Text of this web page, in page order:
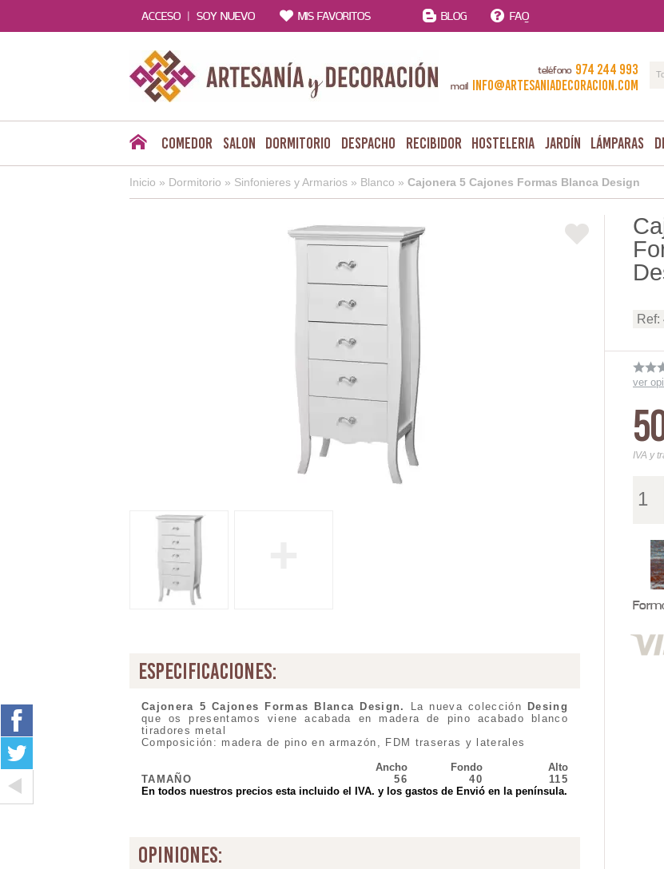
ACCESO | SOY NUEVO MIS FAVORITOS BLOG FAQ
teléfono 974 244 993
mail info@artesaniadecoracion.com
Comedor Salon Dormitorio Despacho Recibidor Hosteleria Jardín Lámparas
Inicio » Dormitorio » Sinfonieres y Armarios » Blanco » Cajonera 5 Cajones Formas Blanca Design
especificaciones:
Cajonera 5 Cajones Formas Blanca Design. La nueva colección
Desing
que os presentamos viene acabada en madera de pino acabado blanco
tiradores metal
Composición: madera de pino en armazón, FDM traseras y laterales
Ancho Fondo
Alto
TAMAÑO
56 40
115
En todos nuestros precios esta incluido el IVA. y los gastos de Envió en la península.
opiniones:
ver
IVA y